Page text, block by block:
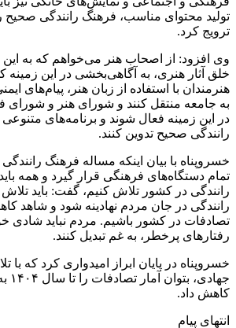
تولید محتوای مناسب، فرهنگ رانندگی صحیح
ترویج کرد.
وی افزود: از اصحاب هنر می‌خواهم که به این
خلق آثار هنری، به آگاهی‌بخشی در این
هنرمندان با استفاده از زبان هنر، پیام‌های
به جامعه منتقل کنند و شورای هنر و شورای
در این زمینه فعال شوند و برنامه‌های
رانندگی صحیح تدوین کنند.
خسروپناه با بیان اینکه مساله فرهنگ رانندگی
تمام دستگاه‌های فرهنگی قرار گیرد و همه
رانندگی در کشور تلاش کنیم، گفت: باید
رانندگی در جان مردم نهادینه شود و شاهد
تصادفات در کشور باشیم. مردم نباید شادی
رفتارهای پرخطر، به غم تبدیل کنند.
خسروپناه در پایان ابراز امیدواری کرد که با
کاهش داد.
انتهای پیام